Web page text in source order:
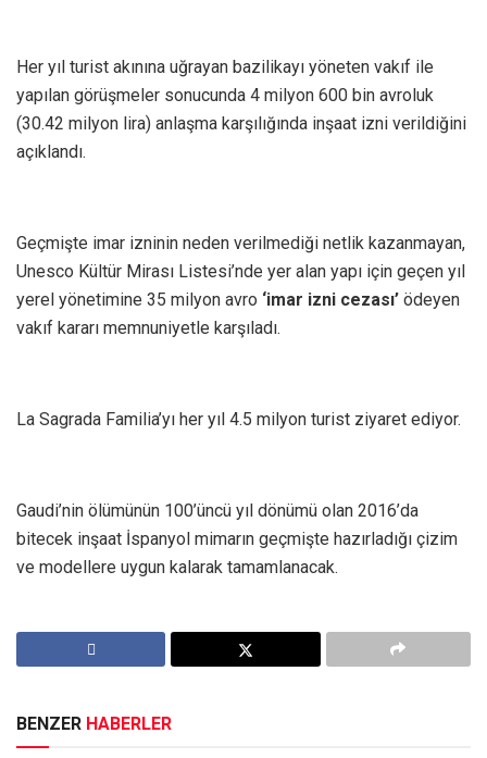
Her yıl turist akınına uğrayan bazilikayı yöneten vakıf ile
yapılan görüşmeler sonucunda 4 milyon 600 bin avroluk
(30.42 milyon lira) anlaşma karşılığında inşaat izni verildiğini
açıklandı.
Geçmişte imar izninin neden verilmediği netlik kazanmayan,
Unesco Kültür Mirası Listesi’nde yer alan yapı için geçen yıl
yerel yönetimine 35 milyon avro ‘imar izni cezası’ ödeyen
vakıf kararı memnuniyetle karşıladı.
La Sagrada Familia’yı her yıl 4.5 milyon turist ziyaret ediyor.
Gaudi’nin ölümünün 100’üncü yıl dönümü olan 2016’da
bitecek inşaat İspanyol mimarın geçmişte hazırladığı çizim
ve modellere uygun kalarak tamamlanacak.
BENZER HABERLER